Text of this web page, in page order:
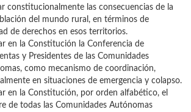
constitucionalmente las consecuencias de la
del mundo rural, en términos de
de derechos en esos territorios.
en la Constitución la Conferencia de
y Presidentes de las Comunidades
como mecanismo de coordinación,
en situaciones de emergencia y colapso.
en la Constitución, por orden alfabético, el
de todas las Comunidades Autónomas